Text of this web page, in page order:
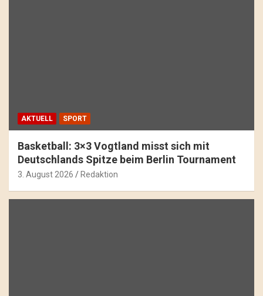
AKTUELL SPORT
Basketball: 3×3 Vogtland misst sich mit
Deutschlands Spitze beim Berlin Tournament
3. August 2026 Redaktion